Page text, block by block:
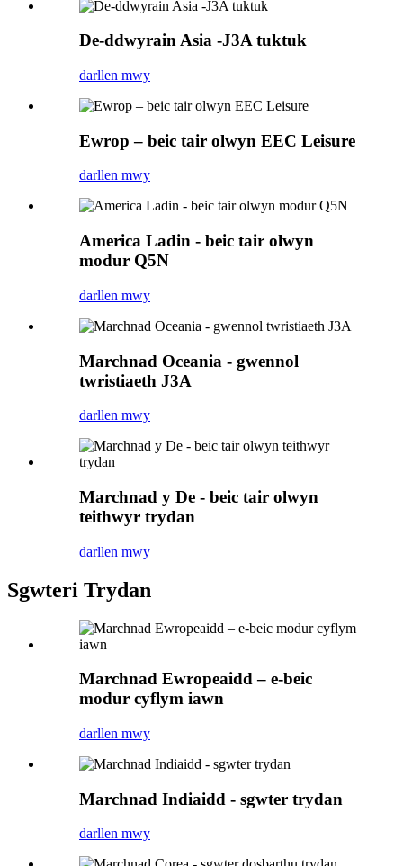
De-ddwyrain Asia -J3A tuktuk
darllen mwy
Ewrop – beic tair olwyn EEC Leisure
darllen mwy
America Ladin - beic tair olwyn
modur Q5N
darllen mwy
Marchnad Oceania - gwennol
twristiaeth J3A
darllen mwy
Marchnad y De - beic tair olwyn
teithwyr trydan
darllen mwy
Sgwteri Trydan
Marchnad Ewropeaidd – e-beic
modur cyflym iawn
darllen mwy
Marchnad Indiaidd - sgwter trydan
darllen mwy